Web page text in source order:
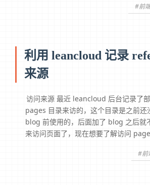
#前
利用 leancloud 记录
来源
访问来源 最近 leancloud 后台记录了
pages 目录来访的，这个目录是之前还
blog 前使用的，后面加了 blog 之后就
来访问页面了，现在想要了解访问
#前